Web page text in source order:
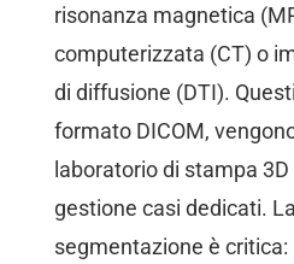
risonanza magnetica
computerizzata (CT) o
di diffusione (DTI).
formato DICOM,
laboratorio di stampa
gestione casi dedicati.
segmentazione è